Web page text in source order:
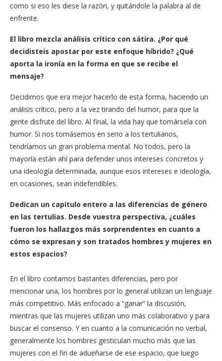
como si eso les diese la razón, y quitándole la palabra al de
enfrente.
El libro mezcla análisis crítico con sátira. ¿Por qué
decidisteis apostar por este enfoque híbrido? ¿Qué
aporta la ironía en la forma en que se recibe el
mensaje?
Decidimos que era mejor hacerlo de esta forma, haciendo un
análisis crítico, pero a la vez tirando del humor, para que la
gente disfrute del libro. Al final, la vida hay que tomársela con
humor. Si nos tomásemos en serio a los tertulianos,
tendríamos un gran problema mental. No todos, pero la
mayoría están ahí para defender unos intereses concretos y
una ideología determinada, aunque esos intereses e ideología,
en ocasiones, sean indefendibles.
Dedican un capítulo entero a las diferencias de género
en las tertulias. Desde vuestra perspectiva, ¿cuáles
fueron los hallazgos más sorprendentes en cuanto a
cómo se expresan y son tratados hombres y mujeres en
estos espacios?
En el libro contamos bastantes diferencias, pero por
mencionar una, los hombres por lo general utilizan un lenguaje
más competitivo. Más enfocado a “ganar” la discusión,
mientras que las mujeres utilizan uno más colaborativo y para
buscar el consenso. Y en cuanto a la comunicación no verbal,
generalmente los hombres gesticulan mucho más que las
mujeres con el fin de adueñarse de ese espacio, que luego